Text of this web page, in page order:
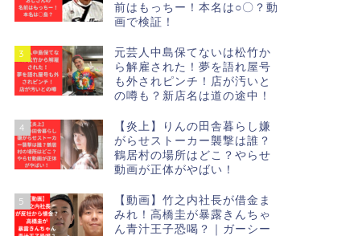
前はもっちー！本名は○〇？動
画で検証！
3
元芸人中島保てないは松竹か
ら解雇された！夢を語れ屋号
も外されピンチ！店が汚いと
の噂も？新店名は道の途中！
4
【炎上】りんの田舎暮らし嫌
がらせストーカー襲撃は誰？
鶴居村の場所はどこ？やらせ
動画が正体がやばい！
5
【動画】竹之内社長が借金ま
みれ！高橋圭が暴露きんちゃ
ん青汁王子恐喝？｜ガーシー